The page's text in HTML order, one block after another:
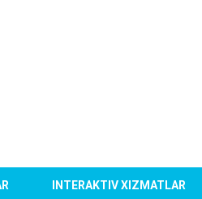
INTERAKTIV XIZMATLAR